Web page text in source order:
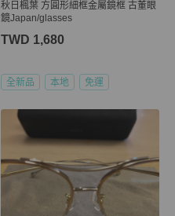
秋日楓葉 方圓形細框金屬鏡框 古董眼
鏡Japan/glasses
TWD 1,680
全新品 本地 免運